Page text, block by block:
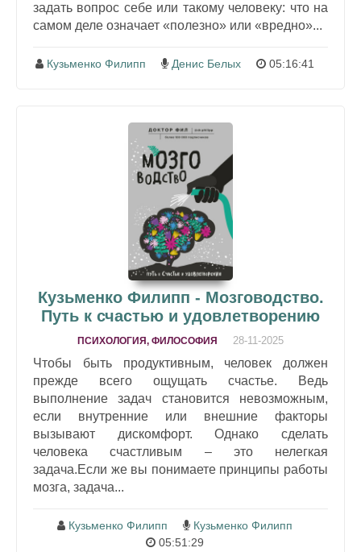
задать вопрос себе или такому человеку: что на
самом деле означает «полезно» или «вредно»...
Кузьменко Филипп Денис Белых 05:16:41
Кузьменко Филипп - Мозговодство.
Путь к счастью и удовлетворению
ПСИХОЛОГИЯ, ФИЛОСОФИЯ 28-11-2025
Чтобы быть продуктивным, человек должен
прежде всего ощущать счастье. Ведь
выполнение задач становится невозможным,
если внутренние или внешние факторы
вызывают дискомфорт. Однако сделать
человека счастливым – это нелегкая
задача.Если же вы понимаете принципы работы
мозга, задача...
Кузьменко Филипп
Кузьменко Филипп
05:51:29